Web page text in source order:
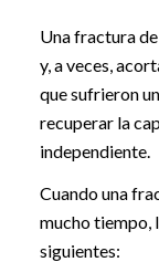
Una fractura
y, a veces,
que sufrieron
recuperar la
independiente.
Cuando una
mucho tiempo,
siguientes: